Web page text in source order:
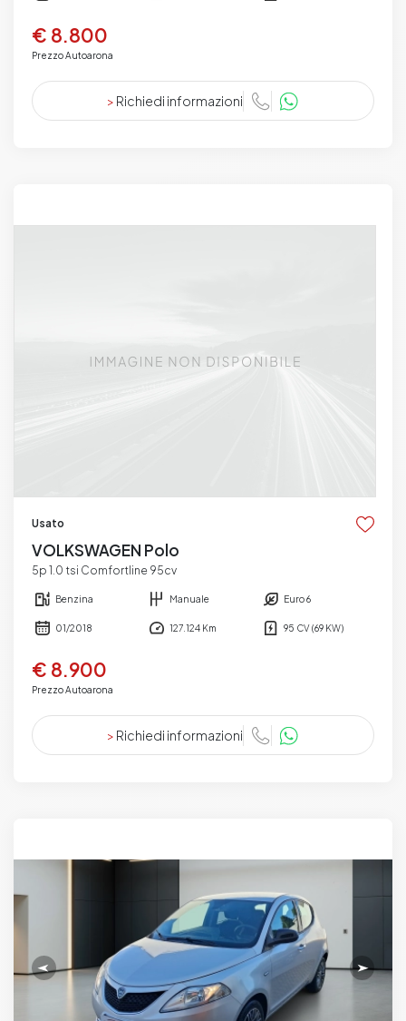
€ 8.800
Prezzo Autoarona
> Richiedi informazioni
Usato
VOLKSWAGEN Polo
5p 1.0 tsi Comfortline 95cv
Benzina Manuale Euro 6
01/2018 127.124 Km 95 CV (69 KW)
€ 8.900
Prezzo Autoarona
> Richiedi informazioni